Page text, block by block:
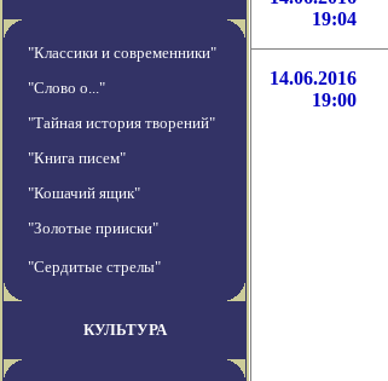
"Классики и современники"
"Слово о..."
"Тайная история творений"
"Книга писем"
"Кошачий ящик"
"Золотые прииски"
"Сердитые стрелы"
КУЛЬТУРА
19:04
14.06.2016
19:00